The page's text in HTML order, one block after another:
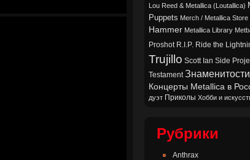
Lou Reed & Metallica (Loutallica)
Puppets Merch / Metallica Store
Hammer Metallica Library
Proshot R.I.P. Ride the
Trujillo Scott Ian Side
Testament
Концерты Metallica в
дуэт Приколы Хобби и
Рубрики
Anthrax